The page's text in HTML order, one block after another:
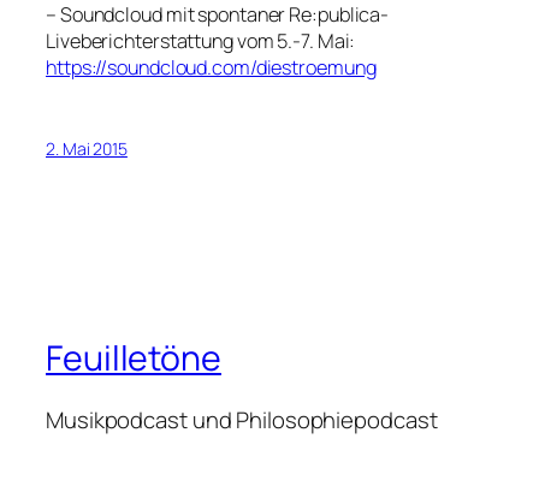
– Soundcloud mit spontaner Re:publica-
Liveberichterstattung vom 5.-7. Mai:
https://soundcloud.com/diestroemung
2. Mai 2015
Feuilletöne
Musikpodcast und Philosophiepodcast